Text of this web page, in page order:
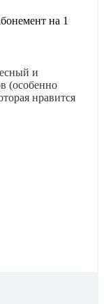
на 1
и
(особенно
нравится